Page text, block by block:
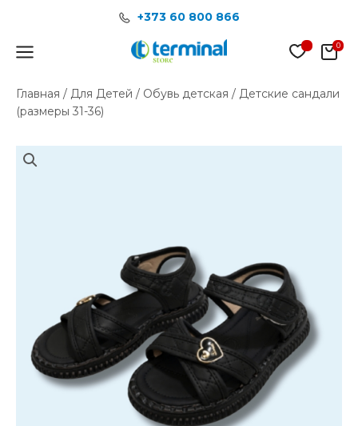
содержимому
+373 60 800 866
Main
Главная / Для Детей / Обувь детская / Детские сандали
(размеры 31-36)
товара
Детские